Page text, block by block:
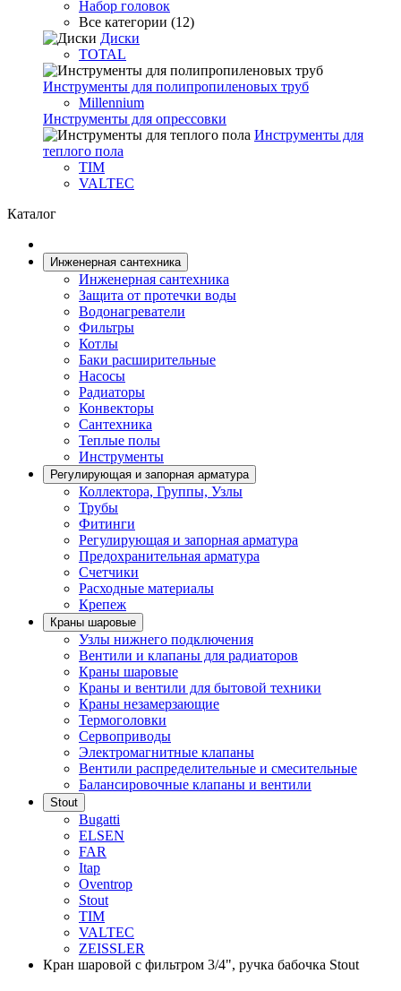
Набор головок
Все категории (12)
Диски
TOTAL
Инструменты для полипропиленовых труб
Millennium
Инструменты для опрессовки
Инструменты для
теплого пола
TIM
VALTEC
Каталог
Инженерная сантехника
Инженерная сантехника
Защита от протечки воды
Водонагреватели
Фильтры
Котлы
Баки расширительные
Насосы
Радиаторы
Конвекторы
Сантехника
Теплые полы
Инструменты
Регулирующая и запорная арматура
Коллектора, Группы, Узлы
Трубы
Фитинги
Регулирующая и запорная арматура
Предохранительная арматура
Счетчики
Расходные материалы
Крепеж
Краны шаровые
Узлы нижнего подключения
Вентили и клапаны для радиаторов
Краны шаровые
Краны и вентили для бытовой техники
Краны незамерзающие
Термоголовки
Сервоприводы
Электромагнитные клапаны
Вентили распределительные и смесительные
Балансировочные клапаны и вентили
Stout
Bugatti
ELSEN
FAR
Itap
Oventrop
Stout
TIM
VALTEC
ZEISSLER
Кран шаровой с фильтром 3/4", ручка бабочка Stout